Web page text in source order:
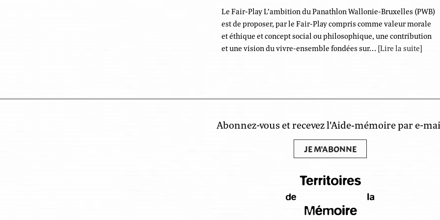
Le Fair-Play L’ambition du Panathlon Wallonie-Bruxelles (PWB)
est de proposer, par le Fair-Play compris comme valeur morale
et éthique et concept social ou philosophique, une contribution
et une vision du vivre-ensemble fondées sur… [Lire la suite]
Abonnez-vous et recevez l'Aide‑mémoire par e-
JE M'ABONNE